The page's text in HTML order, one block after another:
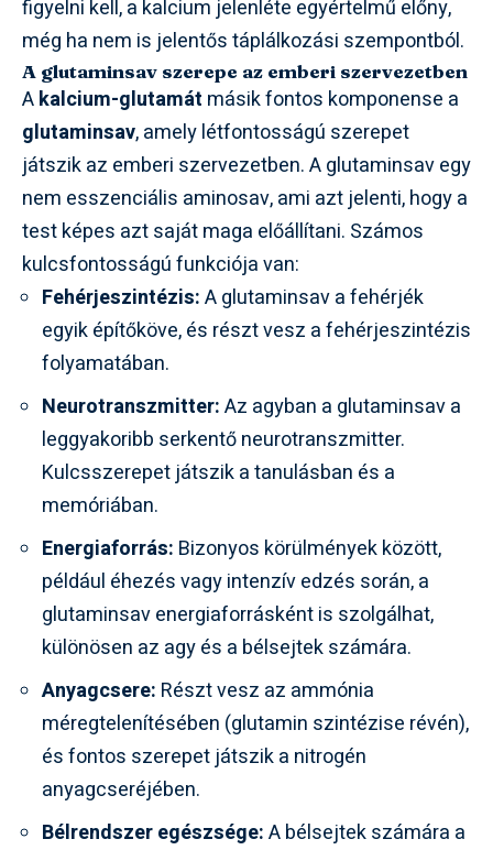
figyelni kell, a kalcium jelenléte egyértelmű előny,
még ha nem is jelentős táplálkozási szempontból.
A glutaminsav szerepe az emberi szervezetben
Akalcium-glutamát másik fontos komponense a
glutaminsav, amely létfontosságú szerepet
játszik az emberi szervezetben. A glutaminsav egy
nem esszenciális aminosav, ami azt jelenti, hogy a
test képes azt saját maga előállítani. Számos
kulcsfontosságú funkciója van:
Fehérjeszintézis:A glutaminsav a fehérjék
egyik építőköve, és részt vesz a fehérjeszintézis
folyamatában.
Neurotranszmitter:Az agyban a glutaminsav a
leggyakoribb serkentő neurotranszmitter.
Kulcsszerepet játszik a tanulásban és a
memóriában.
Energiaforrás: Bizonyos körülmények között,
például éhezés vagy intenzív edzés során, a
glutaminsav energiaforrásként is szolgálhat,
különösen az agy és a bélsejtek számára.
Anyagcsere: Részt vesz az ammónia
méregtelenítésében (glutamin szintézise révén),
és fontos szerepet játszik a nitrogén
anyagcseréjében.
Bélrendszer egészsége:A bélsejtek számára a